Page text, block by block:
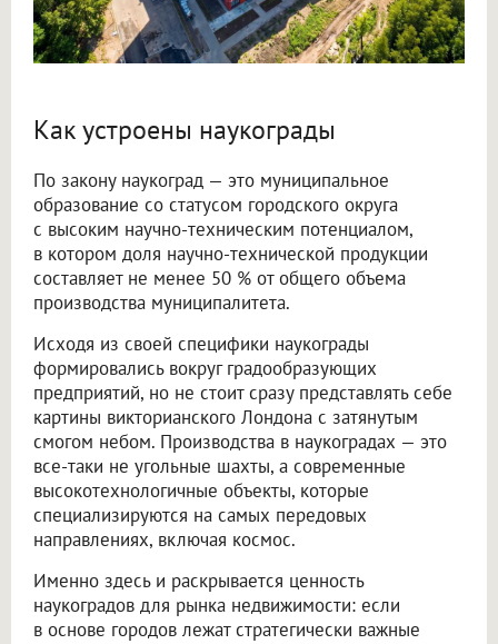
Как устроены наукограды
По закону наукоград — это муниципальное
образование со статусом городского округа
с высоким научно-техническим потенциалом,
в котором доля научно-технической продукции
составляет не менее 50 % от общего объема
производства муниципалитета.
Исходя из своей специфики наукограды
формировались вокруг градообразующих
предприятий, но не стоит сразу представлять себе
картины викторианского Лондона с затянутым
смогом небом. Производства в наукоградах — это
все-таки не угольные шахты, а современные
высокотехнологичные объекты, которые
специализируются на самых передовых
направлениях, включая космос.
Именно здесь и раскрывается ценность
наукоградов для рынка недвижимости: если
в основе городов лежат стратегически важные